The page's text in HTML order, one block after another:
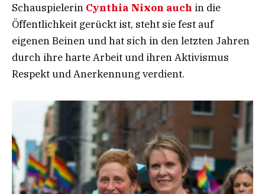
Schauspielerin Cynthia Nixon auch in die
Öffentlichkeit gerückt ist, steht sie fest auf
eigenen Beinen und hat sich in den letzten Jahren
durch ihre harte Arbeit und ihren Aktivismus
Respekt und Anerkennung verdient.